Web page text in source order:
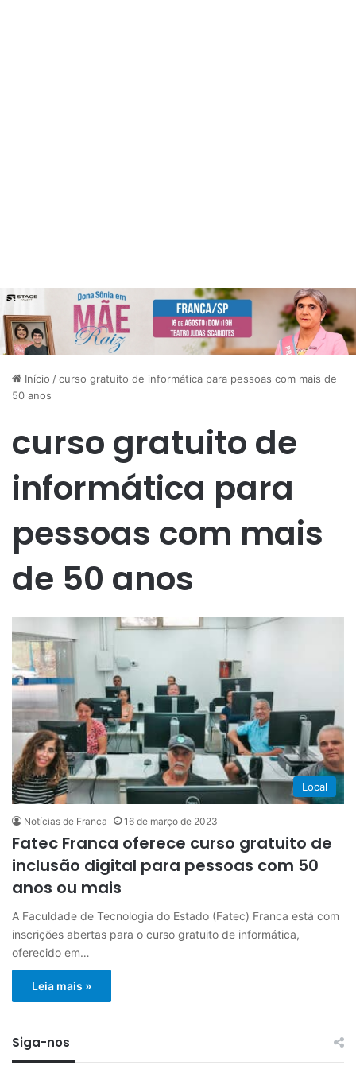
Início /curso gratuito de informática para pessoas com mais de
50 anos
curso gratuito de
informática para
pessoas com mais
de 50 anos
Local
Notícias de Franca 16 de março de 2023
Fatec Franca oferece curso gratuito de
inclusão digital para pessoas com 50
anos ou mais
A Faculdade de Tecnologia do Estado (Fatec) Franca está com
inscrições abertas para o curso gratuito de informática,
oferecido em…
Leia mais »
Siga-nos